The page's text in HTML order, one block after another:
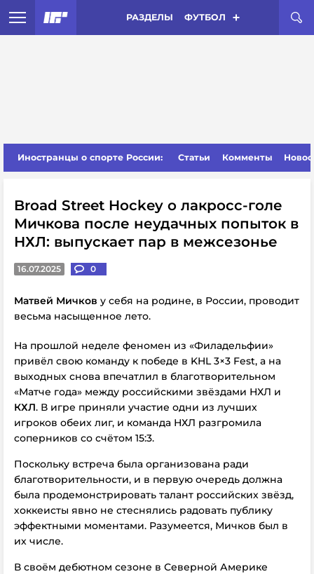
РАЗДЕЛЫ ФУТБОЛ
Иностранцы о спорте России: Статьи Комменты
Broad Street Hockey о лакросс-голе
Мичкова после неудачных попыток в
НХЛ: выпускает пар в межсезонье
16.07.2025 0
Матвей Мичков у себя на родине, в России, проводит
весьма насыщенное лето.
На прошлой неделе феномен из «Филадельфии»
привёл свою команду к победе в KHL 3×3 Fest, а на
выходных снова впечатлил в благотворительном
«Матче года» между российскими звёздами НХЛ и
КХЛ. В игре приняли участие одни из лучших
игроков обеих лиг, и команда НХЛ разгромила
соперников со счётом 15:3.
Поскольку встреча была организована ради
благотворительности, и в первую очередь должна
была продемонстрировать талант российских звёзд,
хоккеисты явно не стеснялись радовать публику
эффектными моментами. Разумеется, Мичков был в
их числе.
В своём дебютном сезоне в Северной Америке